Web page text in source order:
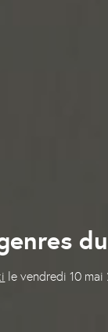
le vendredi 10 mai